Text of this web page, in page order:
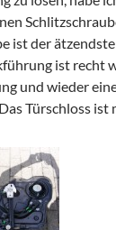
ist der
ist recht
und wieder
Türschloss ist